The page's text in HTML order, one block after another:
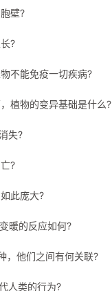
壁?
?
不能免疫一切疾病?
植物的变异基础是什么?
失?
?
此庞大?
暖的反应如何?
，他们之间有何关联?
人类的行为?